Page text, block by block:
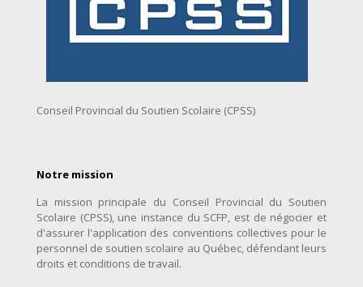
Conseil Provincial du Soutien Scolaire (CPSS)
Notre mission
La mission principale du Conseil Provincial du Soutien
Scolaire (CPSS), une instance du SCFP, est de négocier et
d'assurer l'application des conventions collectives pour le
personnel de soutien scolaire au Québec, défendant leurs
droits et conditions de travail.